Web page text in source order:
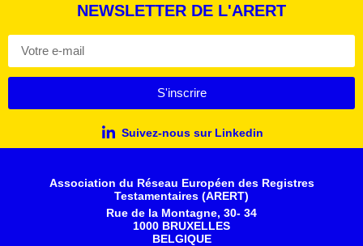
NEWSLETTER DE L'ARERT
S'inscrire
Suivez-nous sur Linkedin
Association du Réseau Européen des Registres
Testamentaires (ARERT)
Rue de la Montagne, 30- 34
1000 BRUXELLES
BELGIQUE